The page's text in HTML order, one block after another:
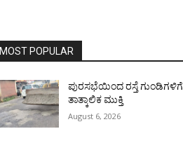
MOST POPULAR
ಪುರಸಭೆಯಿಂದ ರಸ್ತೆ ಗುಂಡಿಗಳಿಗೆ
ತಾತ್ಕಾಲಿಕ ಮುಕ್ತಿ
August 6, 2026